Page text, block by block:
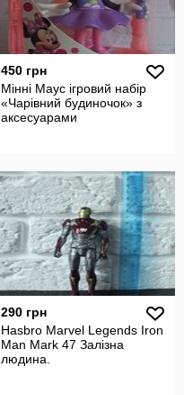
450 грн
Мінні Маус ігровий набір
«Чарівний будиночок» з
аксесуарами
290 грн
Hasbro Marvel Legends Iron
Man Mark 47 Залізна
людина.